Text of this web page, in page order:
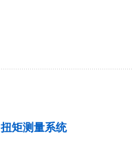
扭矩测量系统